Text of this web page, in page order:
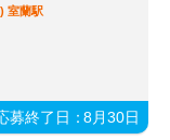
室蘭駅
募終了日：8月30日